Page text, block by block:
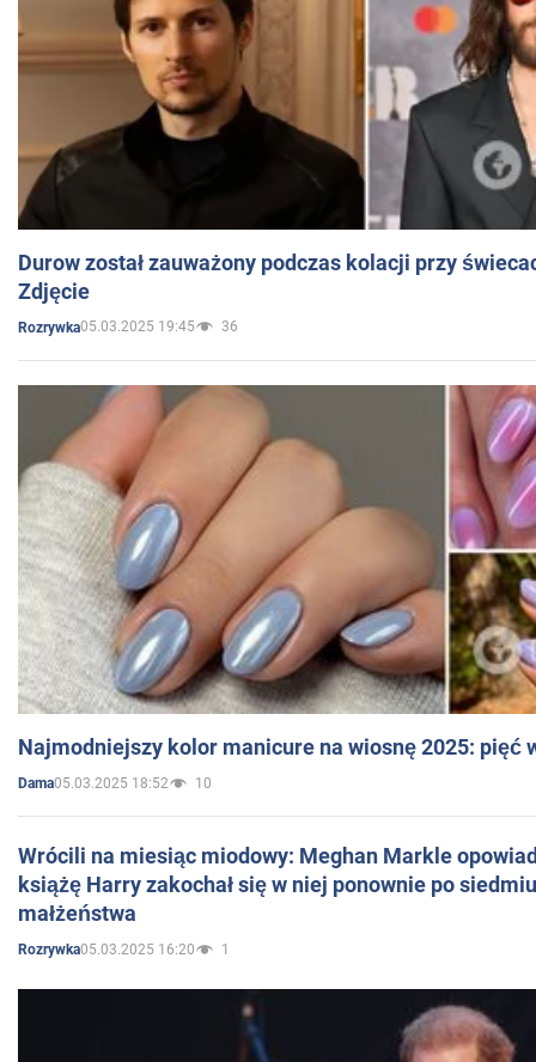
Durow został zauważony podczas kolacji przy
Zdjęcie
Rozrywka05.03.2025 19:45 36
Najmodniejszy kolor manicure na wiosnę 2025: pięć
Dama05.03.2025 18:52 10
Wrócili na miesiąc miodowy: Meghan Markle
książę Harry zakochał się w niej ponownie po
małżeństwa
Rozrywka05.03.2025 16:20 1